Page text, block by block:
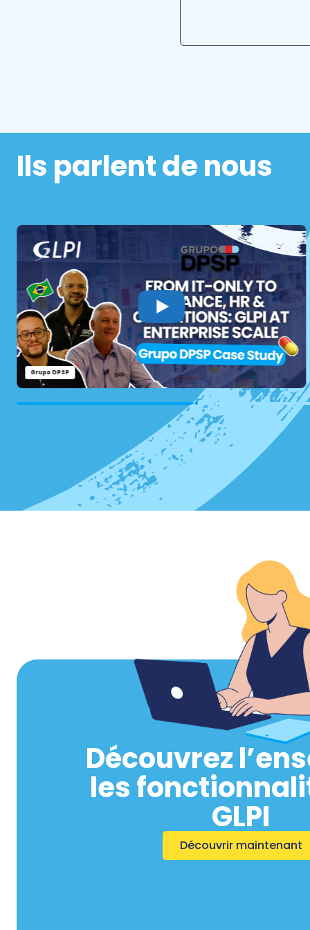
Ils parlent de nous
Grupo DPSP
Découvrez
les
GLPI
Découvrir maintenant